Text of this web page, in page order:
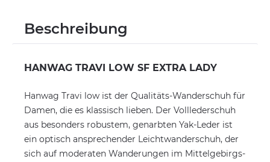
Beschreibung
HANWAG TRAVI LOW SF EXTRA LADY
Hanwag Travi low ist der Qualitäts-Wanderschuh für
Damen, die es klassisch lieben. Der Volllederschuh
aus besonders robustem, genarbten Yak-Leder ist
ein optisch ansprechender Leichtwanderschuh, der
sich auf moderaten Wanderungen im Mittelgebirgs-